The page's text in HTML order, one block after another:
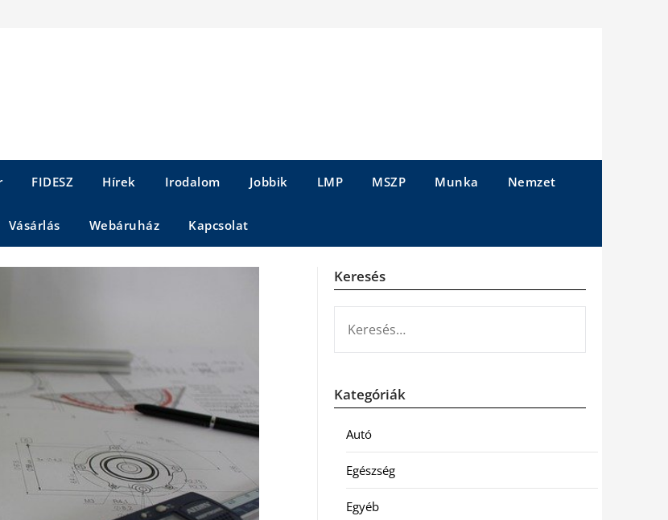
FIDESZ Hírek Irodalom Jobbik LMP MSZP Munka Nemzet
Vásárlás Webáruház Kapcsolat
Keresés
Kategóriák
Autó
Egészség
Egyéb